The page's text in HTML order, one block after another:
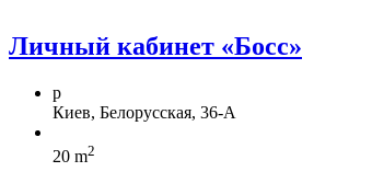
Личный кабинет «Босс»
p
Киев, Белорусская, 36-А
20 m2